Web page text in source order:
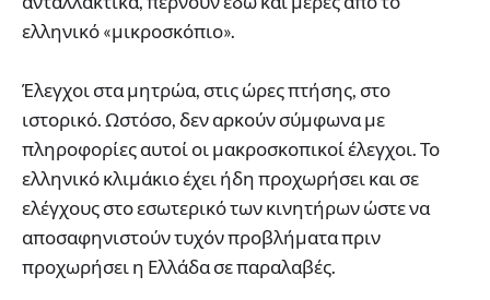
ελληνικό «μικροσκόπιο».
Έλεγχοι στα μητρώα, στις ώρες πτήσης, στο
ιστορικό. Ωστόσο, δεν αρκούν σύμφωνα με
πληροφορίες αυτοί οι μακροσκοπικοί έλεγχοι. Το
ελληνικό κλιμάκιο έχει ήδη προχωρήσει και σε
ελέγχους στο εσωτερικό των κινητήρων ώστε να
αποσαφηνιστούν τυχόν προβλήματα πριν
προχωρήσει η Ελλάδα σε παραλαβές.